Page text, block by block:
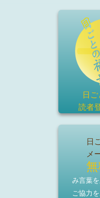
日
読者
日
メ
み言葉を
ご協力